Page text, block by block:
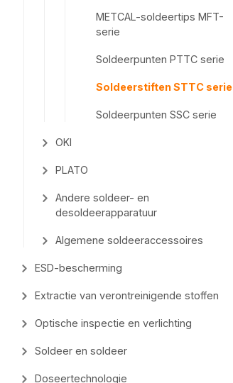
METCAL-soldeertips MFT-
serie
Soldeerpunten PTTC serie
Soldeerstiften STTC serie
Soldeerpunten SSC serie
OKI
PLATO
Andere soldeer- en
desoldeerapparatuur
Algemene soldeeraccessoires
ESD-bescherming
Extractie van verontreinigende stoffen
Optische inspectie en verlichting
Soldeer en soldeer
Doseertechnologie